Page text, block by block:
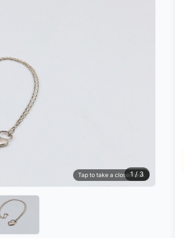
Tap to take a closer look
1 / 3